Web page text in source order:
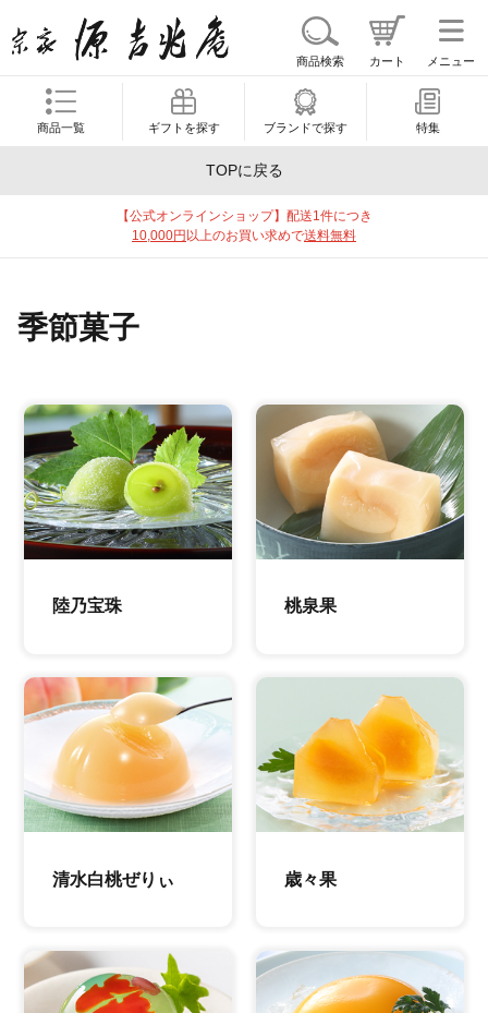
商品検索 カート メニュー
商品一覧 ギフトを探す ブランドで探す 特集
TOPに戻る
【公式オンラインショップ】配送1件につき
10,000円 以上のお買い求めで送料無料
季節菓子
陸乃宝珠 桃泉果
清水白桃ぜりぃ 歳々果